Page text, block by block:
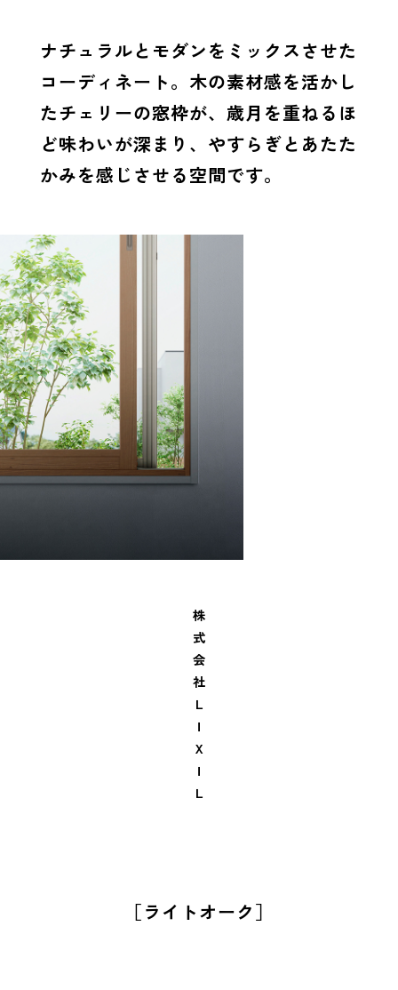
ナチュラルとモダンをミックスさせた
コーディネート。木の素材感を活かし
たチェリーの窓枠が、歳月を重ねるほ
ど味わいが深まり、やすらぎとあたた
かみを感じさせる空間です。
株
式
会
社
Ｌ
Ｉ
Ｘ
Ｉ
Ｌ
［ライトオーク］